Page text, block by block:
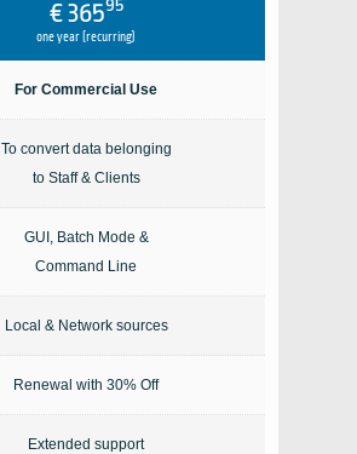
€ 36595
one year (recurring)
For Commercial Use
To convert data belonging
to Staff & Clients
GUI, Batch Mode &
Command Line
Local & Network sources
Renewal with 30% Off
Extended support